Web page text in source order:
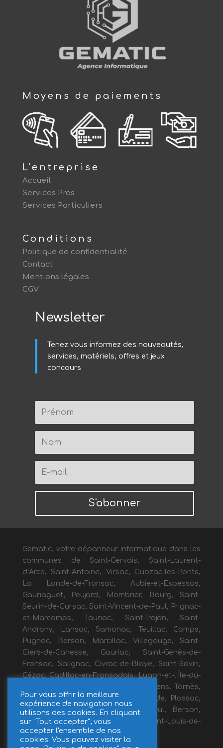
Moyens de paiements
L'entreprise
Accueil
Services Pros
Services Particuliers
Conditions
Politique de confidentialité
Contact
Mentions légales
CGV
Newsletter
Tenez vous informez des nouveautés,
services, matériels, offres et jeux
concours
S'abonner
Gematic, votre dépanneur informatique dans les
communes de Saint-Gervais, Saint-Laurent-
d’Arce, Saint-Antoine, Virsac, Cubzac-les-Ponts,
La Lande-de-Fronsac, Aubie-et-Espessas,
Gauriaguet, Peujard, Mombrier, Bourg, Saint-
Seurin-de-Cursac, Saint-Vincent-de-Paul, Prignac-
et-Marcamps, Tauriac, Saint-Trojan, Saint-
Androny, Lansac, Samonac, Teuillac, Comps,
Pugnac, Berson, Marcillac, Villegouge, Saint-
Ciers-de-Canesse, Gauriac, Saint-Genès-de-
Fronsac, Salignac, Civrac-de-Blaye, Saint-Savin,
Cézac, Cadillac-en-Fronsadais, Lugon-et-l’Île-du-
Carnay, Galgon, Marsas, Saint-Mariens, Tarnès,
Cavignac, Saugon, Bayon-sur-Gironde, Plassac,
Générac, Anglade, Fours, Saint-Paul, Berson,
Béchac-et-Caillau, Ambès, Saint-Louis-de-
Montferrand.
Pour vous offrir la meilleure
expérience de navigation nous
utilisons des cookies. En cliquant
sur "Tout accepter", vous
accepter l'ensemble de nos
cookies. Vous pouvez visiter la